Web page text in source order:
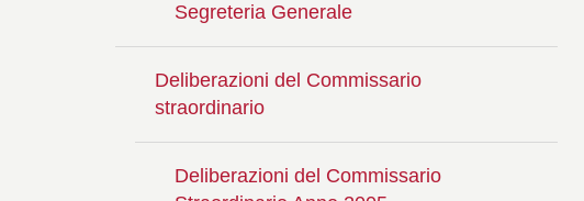
Segreteria Generale
Deliberazioni del Commissario
straordinario
Deliberazioni del Commissario